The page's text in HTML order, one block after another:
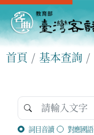
首頁 基本查詢
詞目音讀 對應國語